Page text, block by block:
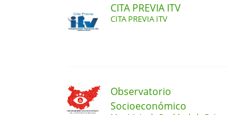
CITA PREVIA ITV
CITA PREVIA ITV
Observatorio
Socioeconómico